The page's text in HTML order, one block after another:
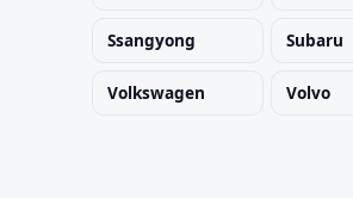
Ssangyong Subaru
Volkswagen Volvo